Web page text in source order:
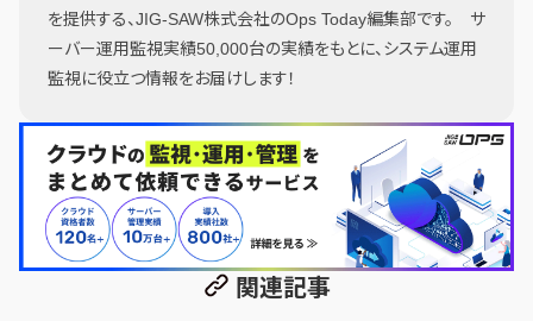
を提供する、JIG-SAW株式会社のOps Today編集部です。 サ
ーバー運用監視実績50,000台の実績をもとに、システム運用
監視に役立つ情報をお届けします！
関連記事